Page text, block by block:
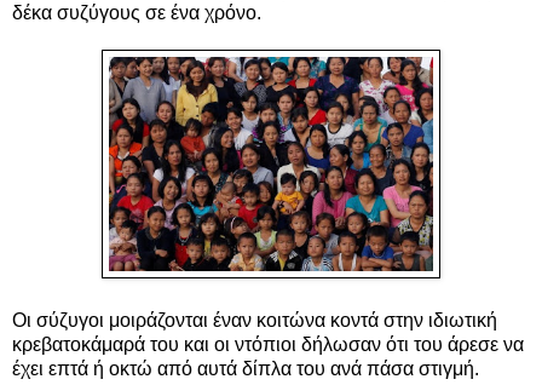
δέκα συζύγους σε ένα χρόνο.
Οι σύζυγοι μοιράζονται έναν κοιτώνα κοντά στην ιδιωτική
κρεβατοκάμαρά του και οι ντόπιοι δήλωσαν ότι του άρεσε να
έχει επτά ή οκτώ από αυτά δίπλα του ανά πάσα στιγμή.